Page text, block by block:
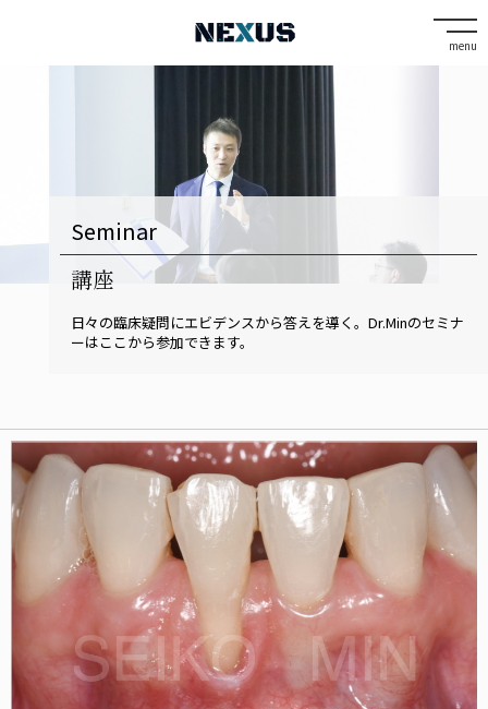
menu
Seminar
講座
日々の臨床疑問にエビデンスから答えを導く。Dr.Minのセミナ
ーはここから参加できます。